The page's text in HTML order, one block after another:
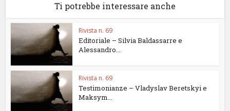
Ti potrebbe interessare anche
Rivista n. 69
Editoriale – Silvia Baldassarre e
Alessandro...
Rivista n. 69
Testimonianze – Vladyslav Beretskyi e
Maksym...